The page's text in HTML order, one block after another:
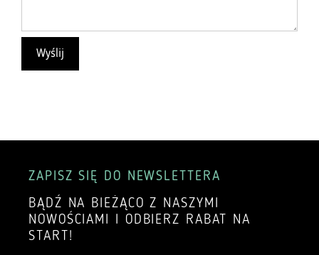
ZAPISZ SIĘ DO NEWSLETTERA
BĄDŹ NA BIEŻĄCO Z NASZYMI
NOWOŚCIAMI I ODBIERZ RABAT NA
START!